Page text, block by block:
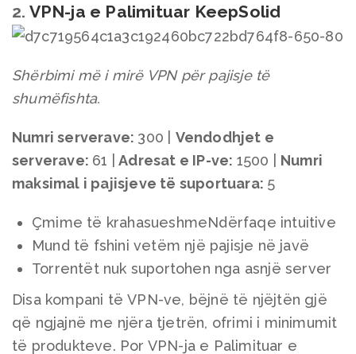
2. VPN-ja e Palimituar KeepSolid
Shërbimi më i mirë VPN për pajisje të
shumëfishta.
Numri serverave: 300 | Vendodhjet e
serverave: 61 | Adresat e IP-ve: 1500 | Numri
maksimal i pajisjeve të suportuara: 5
Çmime të krahasueshmeNdërfaqe intuitive
Mund të fshini vetëm një pajisje në javë
Torrentët nuk suportohen nga asnjë server
Disa kompani të VPN-ve, bëjnë të njëjtën gjë
që ngjajnë me njëra tjetrën, ofrimi i minimumit
të produkteve. Por VPN-ja e Palimituar e